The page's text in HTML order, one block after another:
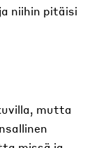
niihin pitäisi
mutta